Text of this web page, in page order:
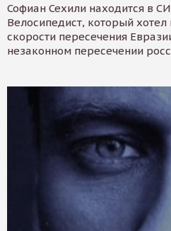
Софиан Сехили находится в
Велосипедист, который
скорости пересечения
незаконном пересечении